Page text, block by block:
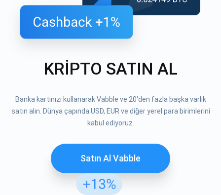
KRİPTO SATIN AL
Banka kartınızı kullanarak Vabble ve 20'den fazla başka varlık
satın alın. Dünya çapında USD, EUR ve diğer yerel para birimlerini
kabul ediyoruz.
Satın Al Vabble